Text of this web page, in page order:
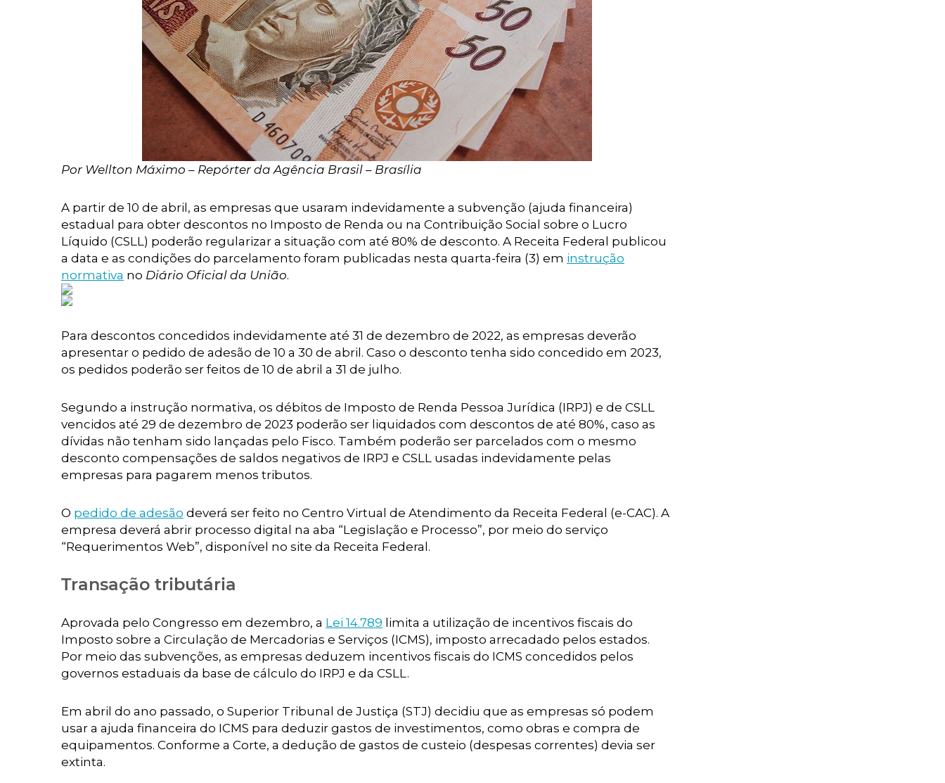
Por Wellton Máximo – Repórter da Agência Brasil – Brasília
A partir de 10 de abril, as empresas que usaram indevidamente a subvenção (ajuda financeira)
estadual para obter descontos no Imposto de Renda ou na Contribuição Social sobre o Lucro
Líquido (CSLL) poderão regularizar a situação com até 80% de desconto. A Receita Federal publicou
a data e as condições do parcelamento foram publicadas nesta quarta-feira (3) em instrução
normativa no Diário Oficial da União.
Para descontos concedidos indevidamente até 31 de dezembro de 2022, as empresas deverão
apresentar o pedido de adesão de 10 a 30 de abril. Caso o desconto tenha sido concedido em 2023,
os pedidos poderão ser feitos de 10 de abril a 31 de julho.
Segundo a instrução normativa, os débitos de Imposto de Renda Pessoa Jurídica (IRPJ) e de CSLL
vencidos até 29 de dezembro de 2023 poderão ser liquidados com descontos de até 80%, caso as
dívidas não tenham sido lançadas pelo Fisco. Também poderão ser parcelados com o mesmo
desconto compensações de saldos negativos de IRPJ e CSLL usadas indevidamente pelas
empresas para pagarem menos tributos.
O pedido de adesão deverá ser feito no Centro Virtual de Atendimento da Receita Federal (e-CAC). A
empresa deverá abrir processo digital na aba “Legislação e Processo”, por meio do serviço
“Requerimentos Web”, disponível no site da Receita Federal.
Transação tributária
Aprovada pelo Congresso em dezembro, a Lei 14.789 limita a utilização de incentivos fiscais do
Imposto sobre a Circulação de Mercadorias e Serviços (ICMS), imposto arrecadado pelos estados.
Por meio das subvenções, as empresas deduzem incentivos fiscais do ICMS concedidos pelos
governos estaduais da base de cálculo do IRPJ e da CSLL.
Em abril do ano passado, o Superior Tribunal de Justiça (STJ) decidiu que as empresas só podem
usar a ajuda financeira do ICMS para deduzir gastos de investimentos, como obras e compra de
equipamentos. Conforme a Corte, a dedução de gastos de custeio (despesas correntes) devia ser
extinta.